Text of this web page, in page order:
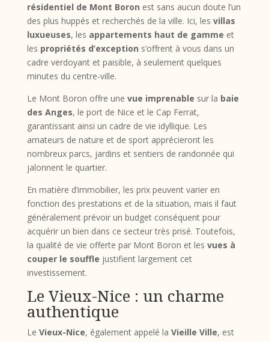
résidentiel de Mont Boron est sans aucun doute l’un
des plus huppés et recherchés de la ville. Ici, les villas
luxueuses, les appartements haut de gamme et
les propriétés d’exception s’offrent à vous dans un
cadre verdoyant et paisible, à seulement quelques
minutes du centre-ville.
Le Mont Boron offre une vue imprenable sur la baie
des Anges, le port de Nice et le Cap Ferrat,
garantissant ainsi un cadre de vie idyllique. Les
amateurs de nature et de sport apprécieront les
nombreux parcs, jardins et sentiers de randonnée qui
jalonnent le quartier.
En matière d’immobilier, les prix peuvent varier en
fonction des prestations et de la situation, mais il faut
généralement prévoir un budget conséquent pour
acquérir un bien dans ce secteur très prisé. Toutefois,
la qualité de vie offerte par Mont Boron et les vues à
couper le souffle justifient largement cet
investissement.
Le Vieux-Nice : un charme
authentique
Le Vieux-Nice, également appelé la Vieille Ville, est